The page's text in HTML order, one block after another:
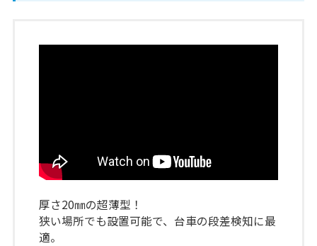
厚さ20㎜の超薄型！
狭い場所でも設置可能で、台車の段差検知に最
適。